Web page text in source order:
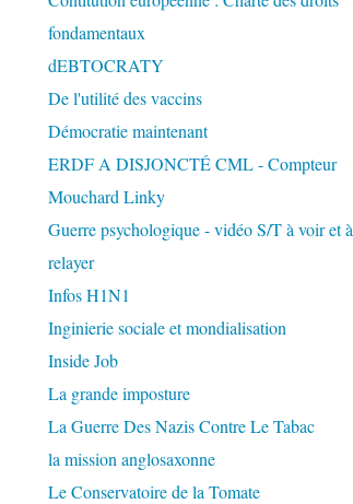
fondamentaux
dEBTOCRATY
De l'utilité des vaccins
Démocratie maintenant
ERDF A DISJONCTÉ CML - Compteur
Mouchard Linky
Guerre psychologique - vidéo S/T à voir et à
relayer
Infos H1N1
Inginierie sociale et mondialisation
Inside Job
La grande imposture
La Guerre Des Nazis Contre Le Tabac
la mission anglosaxonne
Le Conservatoire de la Tomate